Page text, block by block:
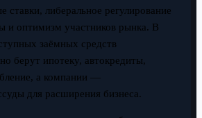
ставки, либеральное регулирование
и оптимизм участников рынка. В
заёмных средств
берут ипотеку, автокредиты,
а компании —
для расширения бизнеса.